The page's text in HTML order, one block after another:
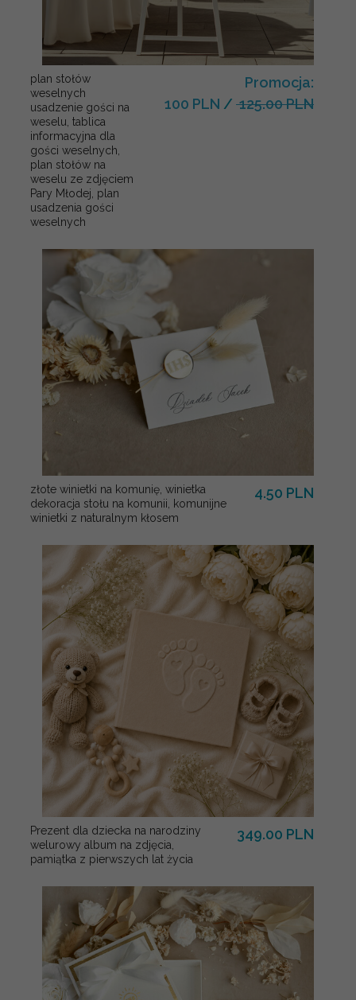
plan stołów
weselnych
usadzenie gości na
weselu, tablica
informacyjna dla
gości weselnych,
plan stołów na
weselu ze zdjęciem
Pary Młodej, plan
usadzenia gości
weselnych
Promocja:
100 PLN / 125.00 PLN
złote winietki na komunię, winietka
dekoracja stołu na komunii, komunijne
winietki z naturalnym kłosem
4.50 PLN
Prezent dla dziecka na narodziny
welurowy album na zdjęcia,
pamiątka z pierwszych lat życia
349.00 PLN